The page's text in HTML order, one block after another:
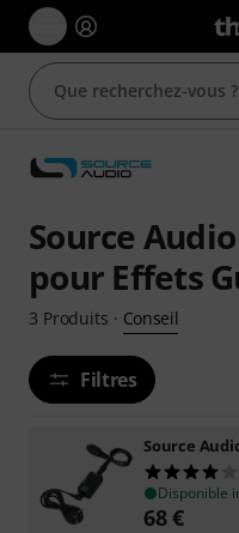
Source
pour Effets
3 Produits · Conseil
Filtres
Source
Disponible
68€